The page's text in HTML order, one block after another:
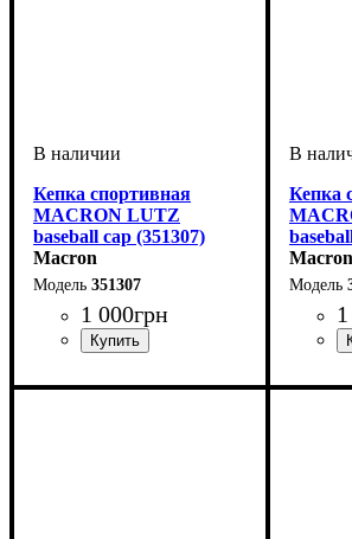
Кепка спортивная
MACRON LUTZ
baseball cap (351307)
Macron
351307
1 000грн
Кепка
Macron